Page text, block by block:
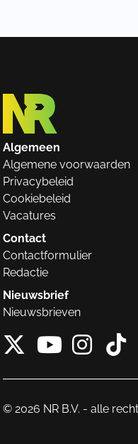
Algemeen
Algemene voorwaarden
Privacybeleid
Cookiebeleid
Vacatures
Contact
Contactformulier
Redactie
Nieuwsbrief
Nieuwsbrieven
X van
© 2026 NR B.V. - alle